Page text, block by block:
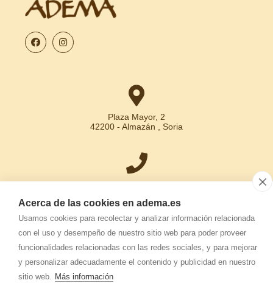
Acerca de las cookies en adema.es
Usamos cookies para recolectar y analizar información relacionada
con el uso y desempeño de nuestro sitio web para poder proveer
funcionalidades relacionadas con las redes sociales, y para mejorar
y personalizar adecuadamente el contenido y publicidad en nuestro
sitio web. Más información
Plaza Mayor, 2
42200 - Almazán , Soria
+34 975 30 15 31
info.adema@adema.es